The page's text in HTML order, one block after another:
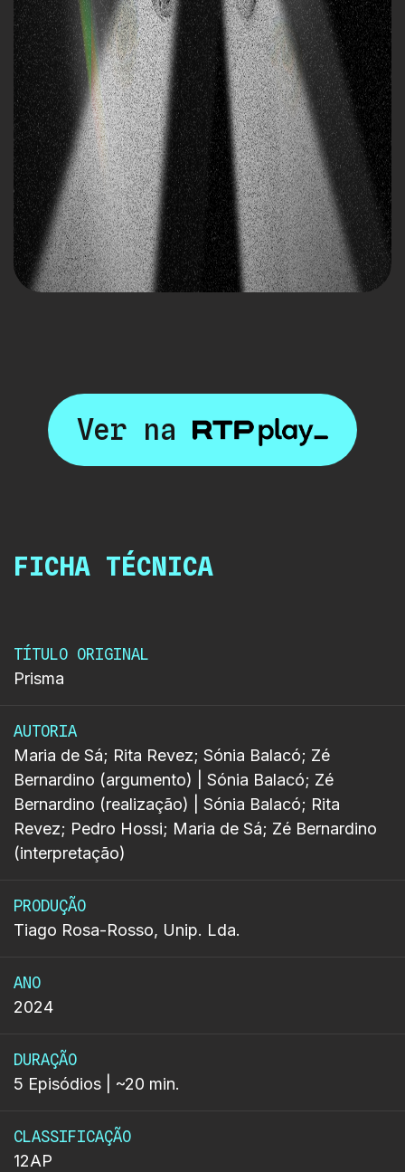
Ver na
FICHA TÉCNICA
TÍTULO ORIGINAL
Prisma
AUTORIA
Maria de Sá; Rita Revez; Sónia Balacó; Zé
Bernardino (argumento) | Sónia Balacó; Zé
Bernardino (realização) | Sónia Balacó; Rita
Revez; Pedro Hossi; Maria de Sá; Zé Bernardino
(interpretação)
PRODUÇÃO
Tiago Rosa-Rosso, Unip. Lda.
ANO
2024
DURAÇÃO
5 Episódios | ~20 min.
CLASSIFICAÇÃO
12AP